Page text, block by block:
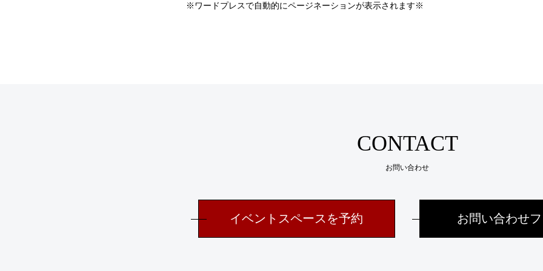
※ワードプレスで自動的にページネーションが表示されます※
CONTACT
お問い合わせ
イベントスペースを予約 お問い合わせ